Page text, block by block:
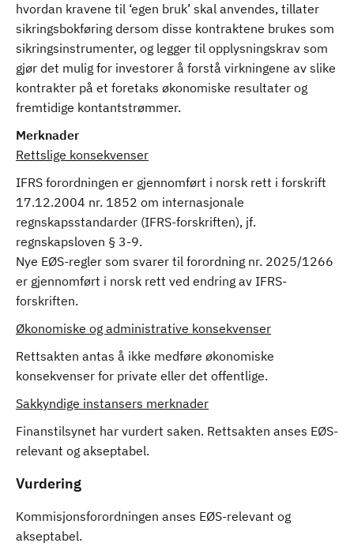
hvordan kravene til ‘egen bruk’ skal anvendes, tillater
sikringsbokføring dersom disse kontraktene brukes som
sikringsinstrumenter, og legger til opplysningskrav som
gjør det mulig for investorer å forstå virkningene av slike
kontrakter på et foretaks økonomiske resultater og
fremtidige kontantstrømmer.
Merknader
Rettslige konsekvenser
IFRS forordningen er gjennomført i norsk rett i forskrift
17.12.2004 nr. 1852 om internasjonale
regnskapsstandarder (IFRS-forskriften), jf.
regnskapsloven § 3-9.
Nye EØS-regler som svarer til forordning nr. 2025/1266
er gjennomført i norsk rett ved endring av IFRS-
forskriften.
Økonomiske og administrative konsekvenser
Rettsakten antas å ikke medføre økonomiske
konsekvenser for private eller det offentlige.
Sakkyndige instansers merknader
Finanstilsynet har vurdert saken. Rettsakten anses EØS-
relevant og akseptabel.
Vurdering
Kommisjonsforordningen anses EØS-relevant og
akseptabel.